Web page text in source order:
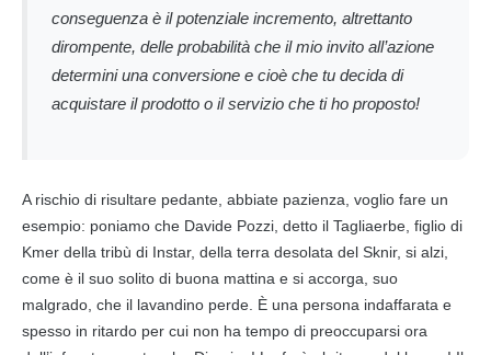
conseguenza è il potenziale incremento, altrettanto
dirompente, delle probabilità che il mio invito all’azione
determini una conversione e cioè che tu decida di
acquistare il prodotto o il servizio che ti ho proposto!
A rischio di risultare pedante, abbiate pazienza, voglio fare un
esempio: poniamo che Davide Pozzi, detto il Tagliaerbe, figlio di
Kmer della tribù di Instar, della terra desolata del Sknir, si alzi,
come è il suo solito di buona mattina e si accorga, suo
malgrado, che il lavandino perde. È una persona indaffarata e
spesso in ritardo per cui non ha tempo di preoccuparsi ora